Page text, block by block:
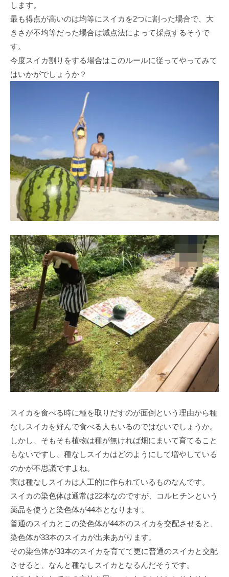
します。
最も得点が高いのは均等にスイカを2つに割った場合で、大
きさが不均等だった場合は減点法によって採点するそうで
す。
今度スイカ割りをする場合はこのルールに従ってやってみて
はいかがでしょうか？
スイカを食べる時に種を取りだすのが面倒という理由から種
なしスイカを好んで食べる人もいるのではないでしょうか。
しかし、そもそも植物は種が無ければ畑にまいて育てること
もないですし、種なしスイカはどのようにして増やしている
のかが不思議ですよね。
実は種なしスイカは人工的に作られているものなんです。
スイカの染色体は通常は22本なのですが、コルヒチンという
薬品を使うと染色体が44本となります。
普通のスイカとこの染色体が44本のスイカを交配させると、
染色体が33本のスイカが出来あがります。
その染色体が33本のスイカを育てて更に普通のスイカと交配
させると、なんと種なしスイカとなるんだそうです。